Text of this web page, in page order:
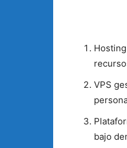
VPS
bajo